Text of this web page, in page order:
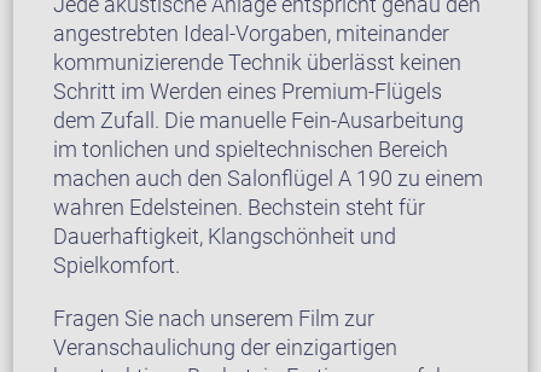
angestrebten Ideal-Vorgaben, miteinander
kommunizierende Technik überlässt keinen
Schritt im Werden eines Premium-Flügels
dem Zufall. Die manuelle Fein-Ausarbeitung
im tonlichen und spieltechnischen Bereich
machen auch den Salonflügel A 190 zu einem
wahren Edelsteinen. Bechstein steht für
Dauerhaftigkeit, Klangschönheit und
Spielkomfort.
Fragen Sie nach unserem Film zur
Veranschaulichung der einzigartigen